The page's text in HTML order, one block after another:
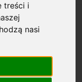
treści i
nasi
odurzających